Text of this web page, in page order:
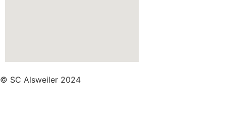
© SC Alsweiler 2024